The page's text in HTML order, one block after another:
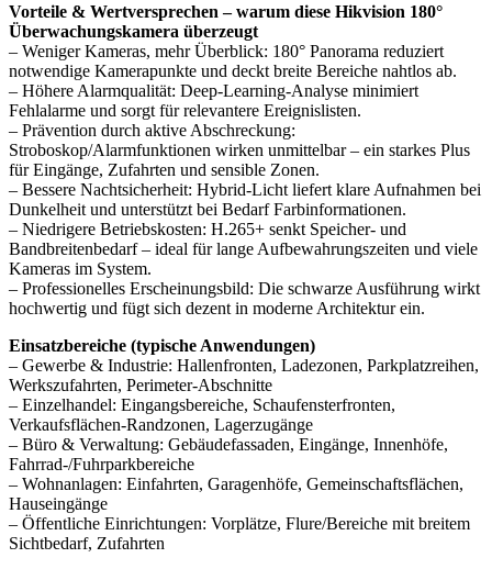
Vorteile & Wertversprechen – warum diese Hikvision 180°
Überwachungskamera überzeugt
– Weniger Kameras, mehr Überblick: 180° Panorama reduziert
notwendige Kamerapunkte und deckt breite Bereiche nahtlos ab.
– Höhere Alarmqualität: Deep-Learning-Analyse minimiert
Fehlalarme und sorgt für relevantere Ereignislisten.
– Prävention durch aktive Abschreckung:
Stroboskop/Alarmfunktionen wirken unmittelbar – ein starkes Plus
für Eingänge, Zufahrten und sensible Zonen.
– Bessere Nachtsicherheit: Hybrid-Licht liefert klare Aufnahmen bei
Dunkelheit und unterstützt bei Bedarf Farbinformationen.
– Niedrigere Betriebskosten: H.265+ senkt Speicher- und
Bandbreitenbedarf – ideal für lange Aufbewahrungszeiten und viele
Kameras im System.
– Professionelles Erscheinungsbild: Die schwarze Ausführung wirkt
hochwertig und fügt sich dezent in moderne Architektur ein.
Einsatzbereiche (typische Anwendungen)
– Gewerbe & Industrie: Hallenfronten, Ladezonen, Parkplatzreihen,
Werkszufahrten, Perimeter-Abschnitte
– Einzelhandel: Eingangsbereiche, Schaufensterfronten,
Verkaufsflächen-Randzonen, Lagerzugänge
– Büro & Verwaltung: Gebäudefassaden, Eingänge, Innenhöfe,
Fahrrad-/Fuhrparkbereiche
– Wohnanlagen: Einfahrten, Garagenhöfe, Gemeinschaftsflächen,
Hauseingänge
– Öffentliche Einrichtungen: Vorplätze, Flure/Bereiche mit breitem
Sichtbedarf, Zufahrten